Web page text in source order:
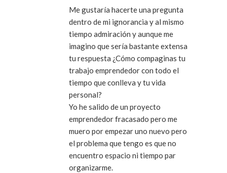
Me gustaría hacerte una pregunta
dentro de mi ignorancia y al mismo
tiempo admiración y aunque me
imagino que sería bastante extensa
tu respuesta ¿Cómo compaginas tu
trabajo emprendedor con todo el
tiempo que conlleva y tu vida
personal?
Yo he salido de un proyecto
emprendedor fracasado pero me
muero por empezar uno nuevo pero
el problema que tengo es que no
encuentro espacio ni tiempo par
organizarme.